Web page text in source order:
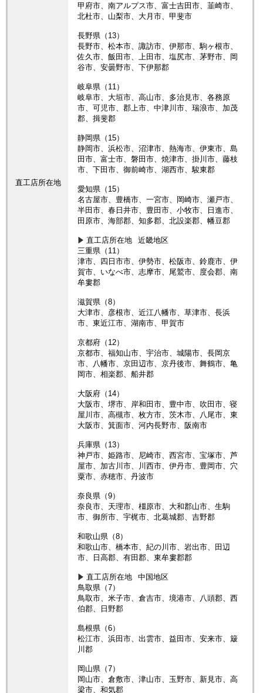
直工店所在地
甲府市、南アルプス市、富士吉田市、韮崎市、
北杜市、山梨市、大月市、甲斐市
長野県（13）
長野市、松本市、諏訪市、伊那市、駒ヶ根市、
佐久市、飯田市、上田市、塩尻市、茅野市、岡
谷市、安曇野市、下伊那郡
岐阜県（11）
岐阜市、大垣市、高山市、多治見市、各務原
市、可児市、郡上市、中津川市、瑞浪市、加茂
郡、揖斐郡
静岡県（15）
静岡市、浜松市、沼津市、熱海市、伊東市、島
田市、富士市、磐田市、焼津市、掛川市、藤枝
市、下田市、御前崎市、湖西市、駿東郡
愛知県（15）
名古屋市、豊橋市、一宮市、岡崎市、瀬戸市、
半田市、春日井市、豊田市、小牧市、日進市、
田原市、海部郡、知多郡、北設楽郡、幡豆郡
直工店所在地
近畿地区
三重県（11）
津市、四日市市、伊勢市、松阪市、鈴鹿市、伊
賀市、いなべ市、志摩市、尾鷲市、度会郡、南
牟婁郡
滋賀県（8）
大津市、彦根市、近江八幡市、草津市、長浜
市、東近江市、湖南市、甲賀市
京都府（12）
京都市、福知山市、宇治市、城陽市、長岡京
市、八幡市、京田辺市、京丹後市、舞鶴市、亀
岡市、相楽郡、船井郡
大阪府（14）
大阪市、堺市、岸和田市、豊中市、吹田市、寝
屋川市、高槻市、枚方市、茨木市、八尾市、東
大阪市、箕面市、河内長野市、阪南市
兵庫県（13）
神戸市、姫路市、尼崎市、西宮市、宝塚市、芦
屋市、加古川市、川西市、伊丹市、豊岡市、穴
粟市、赤穂市、丹波市
奈良県（9）
奈良市、天理市、橿原市、大和郡山市、生駒
市、御所市、宇梶市、北葛城郡、吉野郡
和歌山県（8）
和歌山市、橋本市、紀の川市、岩出市、田辺
市、日高郡、有田郡、東牟婁郡郡
直工店所在地
中国地区
鳥取県（7）
鳥取市、米子市、倉吉市、境港市、八頭郡、西
伯郡、日野郡
島根県（6）
松江市、浜田市、出雲市、益田市、安来市、簸
川郡
岡山県（7）
岡山市、倉敷市、津山市、玉野市、新見市、高
梁市、和気郡